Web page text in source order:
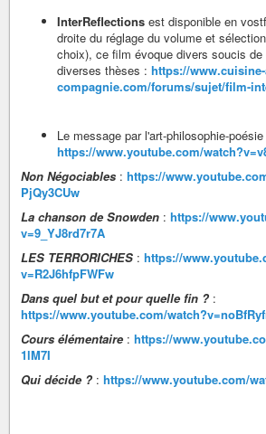
InterReflections est disponible en
droite du réglage du volume et
choix), ce film évoque divers soucis
diverses thèses : https://
compagnie.com/forums/sujet/film-
Le message par l'art-philosophie-poésie
https://www.youtube.com/
Non Négociables : https://
PjQy3CUw
La chanson de Snowden : https://
v=9_YJ8rd7r7A
LES TERRORICHES : https://
v=R2J6hfpFWFw
Dans quel but et pour quelle fin ? :
https://www.youtube.com/
Cours élémentaire : https://
1lM7I
Qui décide ? : https://www.youtube.com/